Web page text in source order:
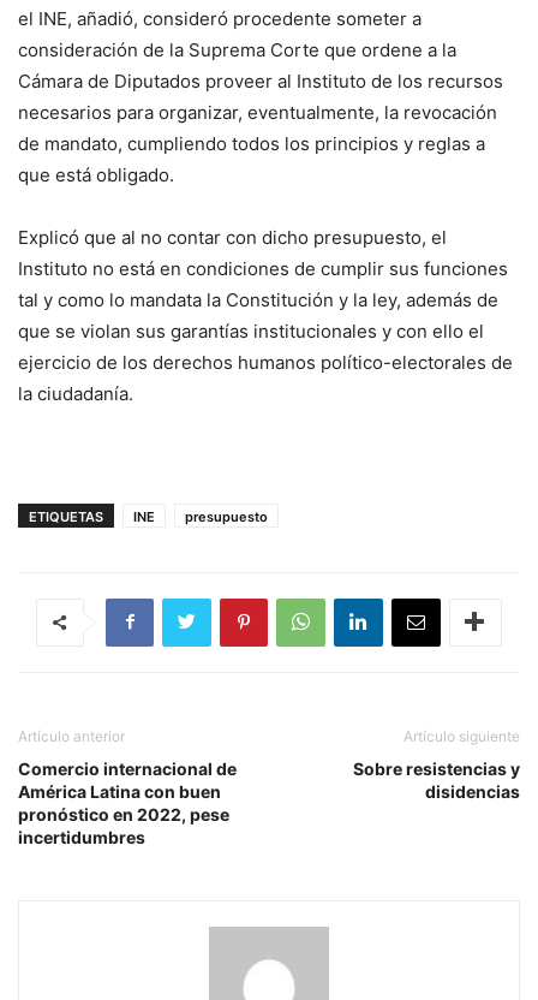
el INE, añadió, consideró procedente someter a
consideración de la Suprema Corte que ordene a la
Cámara de Diputados proveer al Instituto de los recursos
necesarios para organizar, eventualmente, la revocación
de mandato, cumpliendo todos los principios y reglas a
que está obligado.
Explicó que al no contar con dicho presupuesto, el
Instituto no está en condiciones de cumplir sus funciones
tal y como lo mandata la Constitución y la ley, además de
que se violan sus garantías institucionales y con ello el
ejercicio de los derechos humanos político-electorales de
la ciudadanía.
ETIQUETAS INE presupuesto
Artículo anterior
Comercio internacional de
América Latina con buen
pronóstico en 2022, pese
incertidumbres
Artículo siguiente
Sobre resistencias y
disidencias